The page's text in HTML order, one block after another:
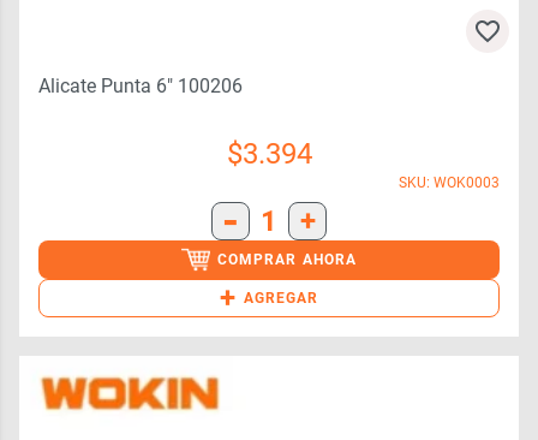
Alicate Punta 6″ 100206
$3.394
SKU: WOK0003
- 1 +
COMPRAR AHORA
+ AGREGAR